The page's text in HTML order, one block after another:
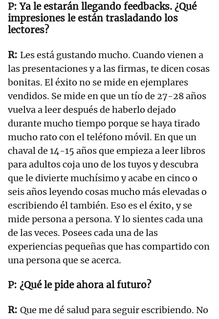
Ya le estarán llegando feedbacks. ¿Qué
impresiones le están trasladando los
lectores?
Les está gustando mucho. Cuando vienen a
las presentaciones y a las firmas, te dicen cosas
bonitas. El éxito no se mide en ejemplares
vendidos. Se mide en que un tío de 27-28 años
vuelva a leer después de haberlo dejado
durante mucho tiempo porque se haya tirado
mucho rato con el teléfono móvil. En que un
chaval de 14-15 años que empieza a leer libros
para adultos coja uno de los tuyos y descubra
que le divierte muchísimo y acabe en cinco o
seis años leyendo cosas mucho más elevadas o
escribiendo él también. Eso es el éxito, y se
mide persona a persona. Y lo sientes cada una
de las veces. Posees cada una de las
experiencias pequeñas que has compartido con
una persona que se acerca.
¿Qué le pide ahora al futuro?
Que me dé salud para seguir escribiendo. No